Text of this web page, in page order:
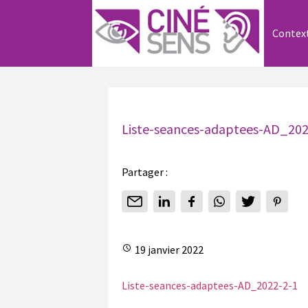
Liste-seances-adaptees-
Partager :
19 janvier 2022
Liste-seances-adaptees-AD_2022-2-1